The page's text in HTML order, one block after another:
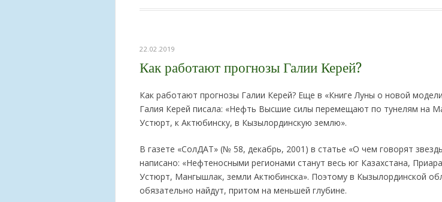
22.02.2019
Как работают прогнозы Галии Керей?
Как работают прогнозы Галии Керей? Еще в «Книге Луны о новой
Галия Керей писала: «Нефть Высшие силы перемещают по тунелям на
Устюрт, к Актюбинску, в Кызылординскую землю».
В газете «СолДАТ» (№ 58, декабрь, 2001) в статье «О чем говорят
написано: «Нефтеносными регионами станут весь юг Казахстана,
Устюрт, Мангышлак, земли Актюбинска». Поэтому в Кызылординской
обязательно найдут, притом на меньшей глубине.